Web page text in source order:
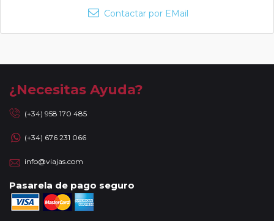
Contactar por EMail
¿Necesitas Ayuda?
(+34) 958 170 485
(+34) 676 231 066
info@viajas.com
Pasarela de pago seguro